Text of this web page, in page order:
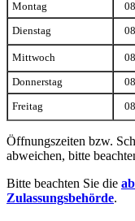
Montag
Dienstag
Mittwoch
Donnerstag
Freitag
Öffnungszeiten bzw.
abweichen, bitte
Bitte beachten Sie die
Zulassungsbehörde.